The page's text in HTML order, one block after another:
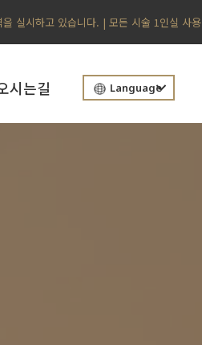
실시하고 있습니다. | 모든 시술 1인실 사용
시는길 Language